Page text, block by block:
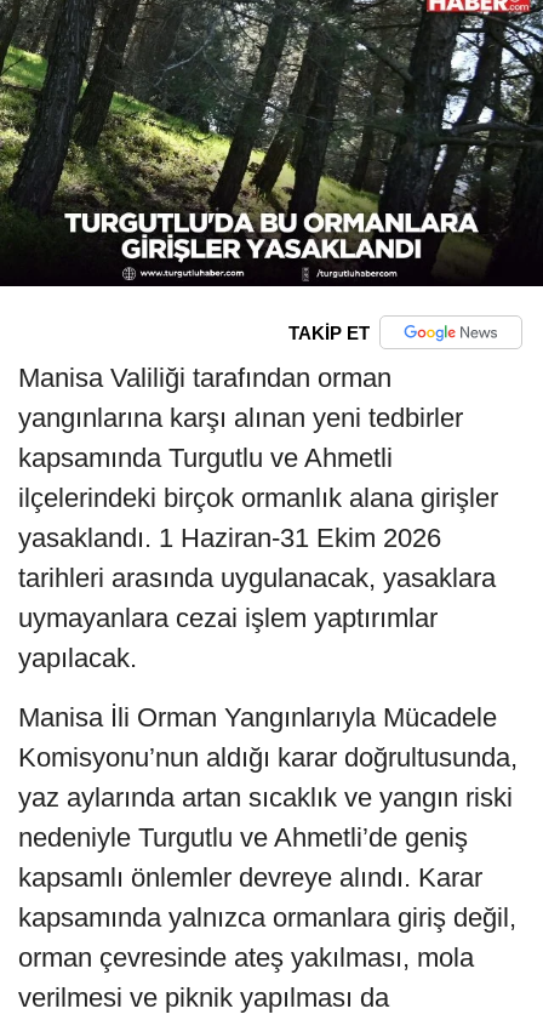
TAKİP ET
Manisa Valiliği tarafından orman
yangınlarına karşı alınan yeni tedbirler
kapsamında Turgutlu ve Ahmetli
ilçelerindeki birçok ormanlık alana girişler
yasaklandı. 1 Haziran-31 Ekim 2026
tarihleri arasında uygulanacak, yasaklara
uymayanlara cezai işlem yaptırımlar
yapılacak.
Manisa İli Orman Yangınlarıyla Mücadele
Komisyonu’nun aldığı karar doğrultusunda,
yaz aylarında artan sıcaklık ve yangın riski
nedeniyle Turgutlu ve Ahmetli’de geniş
kapsamlı önlemler devreye alındı. Karar
kapsamında yalnızca ormanlara giriş değil,
orman çevresinde ateş yakılması, mola
verilmesi ve piknik yapılması da